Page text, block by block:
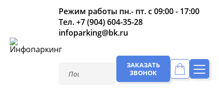
Режим работы пн.- пт. с 09:00 - 17:00
Тел.+7 (904) 604-35-28
infoparking@bk.ru
ЗАКАЗАТЬ
ЗВОНОК